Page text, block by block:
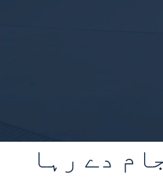
دے رہا